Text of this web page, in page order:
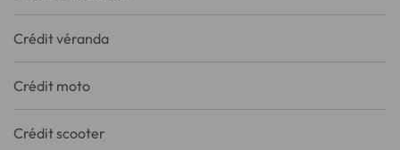
Crédit véranda
Crédit moto
Crédit scooter